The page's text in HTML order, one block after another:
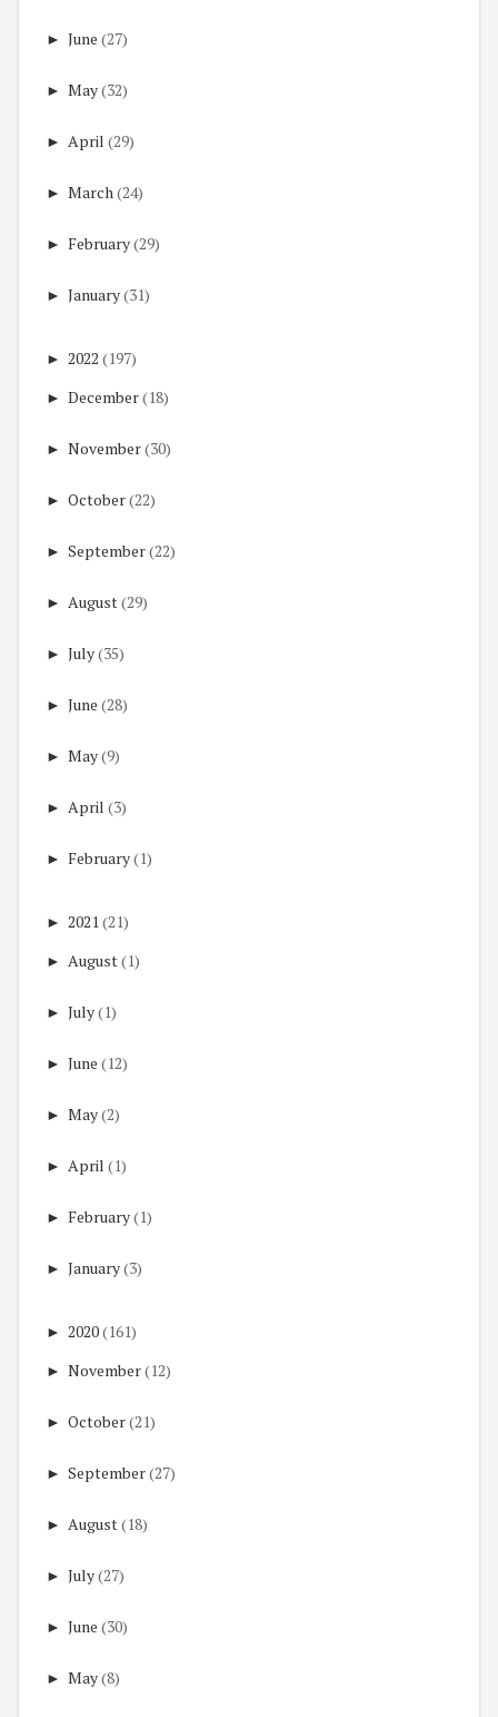
► June (27)
► May(32)
► April (29)
► March(24)
► February(29)
► January(31)
► 2022 (197)
► December(18)
► November(30)
► October(22)
► September(22)
► August(29)
► July(35)
► June (28)
► May(9)
► April (3)
► February(1)
► 2021 (21)
► August(1)
► July(1)
► June (12)
► May(2)
► April (1)
► February(1)
► January(3)
► 2020(161)
► November(12)
► October(21)
► September(27)
► August(18)
► July(27)
► June (30)
► May(8)